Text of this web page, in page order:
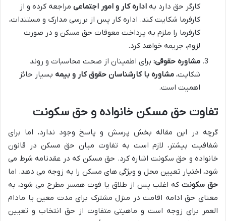
کارگر حق دارد به اداره کار و امور اجتماعی مراجعه کرده و از
کارفرما شکایت کند. اداره کار پس از بررسی مدارک و مستندات،
کارفرما را ملزم به پرداخت معوقات حق مسکن و در صورت
لزوم، جریمه خواهد کرد.
مشاوره حقوقی: برای اطمینان از صحت محاسبات و روند
شکایت، مشاوره با کارشناسان حقوق کار و بیمه بسیار حائز
اهمیت است.
تفاوت حق مسکن خانواده و حق سکونت
گرچه در این مقاله بخش پرسش و پاسخ وجود ندارد، اما برای
شفافیت بیشتر، لازم است به تفاوت میان حق مسکن در قانون
خانواده و حق سکونت اشاره کرد. حق مسکن که در عقدنامه شرط می
شود، اختیار تعیین محل و ویژگی های مسکن را به زوجه می دهد. اما
حق سکونت که اغلب پس از طلاق یا فوت همسر مطرح می شود، به
معنای حق ادامه اقامت در منزل مشترک برای مدت معین یا مادام
العمر برای زوجه است و ماهیتی متفاوت از حق انتخاب و تعیین